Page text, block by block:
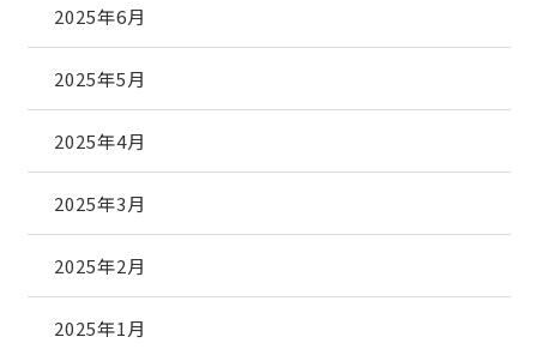
2025年6月
2025年5月
2025年4月
2025年3月
2025年2月
2025年1月